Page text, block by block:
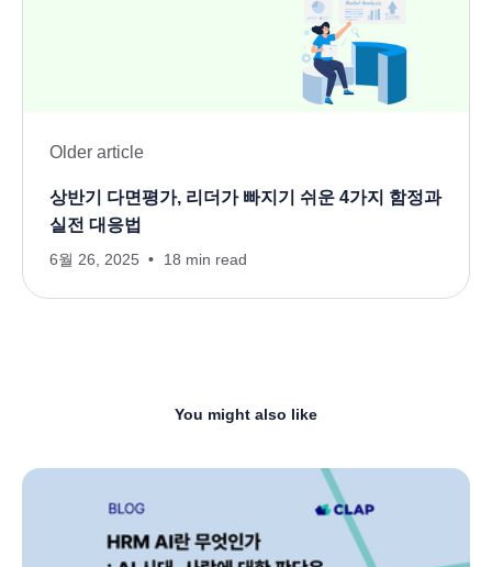
Older article
상반기 다면평가, 리더가 빠지기 쉬운 4가지 함정과
실전 대응법
6월 26, 2025 18 min read
You might also like